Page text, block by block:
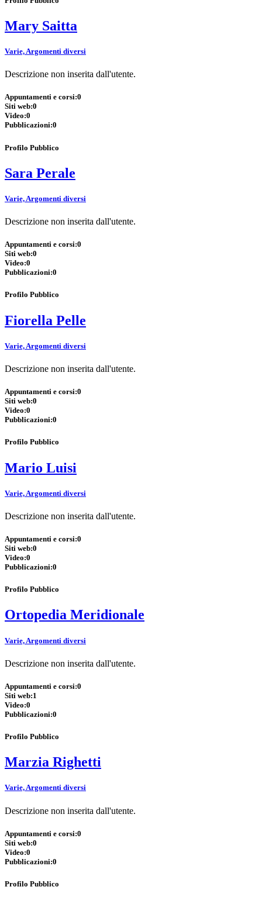
Mary Saitta
Varie, Argomenti diversi
Descrizione non inserita dall'utente.
Appuntamenti e corsi:0
Siti web:0
Video:0
Pubblicazioni:0
Profilo Pubblico
Sara Perale
Varie, Argomenti diversi
Descrizione non inserita dall'utente.
Appuntamenti e corsi:0
Siti web:0
Video:0
Pubblicazioni:0
Profilo Pubblico
Fiorella Pelle
Varie, Argomenti diversi
Descrizione non inserita dall'utente.
Appuntamenti e corsi:0
Siti web:0
Video:0
Pubblicazioni:0
Profilo Pubblico
Mario Luisi
Varie, Argomenti diversi
Descrizione non inserita dall'utente.
Appuntamenti e corsi:0
Siti web:0
Video:0
Pubblicazioni:0
Profilo Pubblico
Ortopedia Meridionale
Varie, Argomenti diversi
Descrizione non inserita dall'utente.
Appuntamenti e corsi:0
Siti web:1
Video:0
Pubblicazioni:0
Profilo Pubblico
Marzia Righetti
Varie, Argomenti diversi
Descrizione non inserita dall'utente.
Appuntamenti e corsi:0
Siti web:0
Video:0
Pubblicazioni:0
Profilo Pubblico